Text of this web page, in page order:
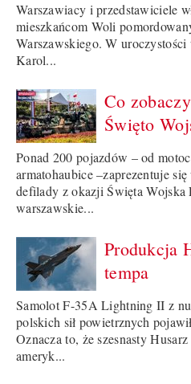
Warszawiacy i przedstawiciele
mieszkańcom Woli
Warszawskiego. W
Karol...
Co
Święto
Ponad 200 pojazdów – od
armatohaubice –zaprezentuje
defilady z okazji Święta Wojska
warszawskie...
Produkcja
tempa
Samolot F-35A Lightning II z
polskich sił powietrznych
Oznacza to, że szesnasty
ameryk...